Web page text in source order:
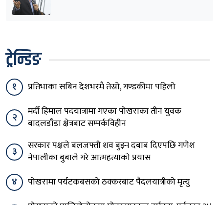
ट्रेन्डिङ
१ प्रतिभाका सबिन देशभरमै तेस्रो, गण्डकीमा पहिलो
२
मर्दी हिमाल पदयात्रामा गएका पोखराका तीन युवक
बादलडाँडा क्षेत्रबाट सम्पर्कविहीन
३
सरकार पक्षले बलजफ्ती शव बुझ्न दबाब दिएपछि गणेश
नेपालीका बुबाले गरे आत्महत्याको प्रयास
४
पोखरामा पर्यटकबसको ठक्करबाट पैदलयात्रीको मृत्यु